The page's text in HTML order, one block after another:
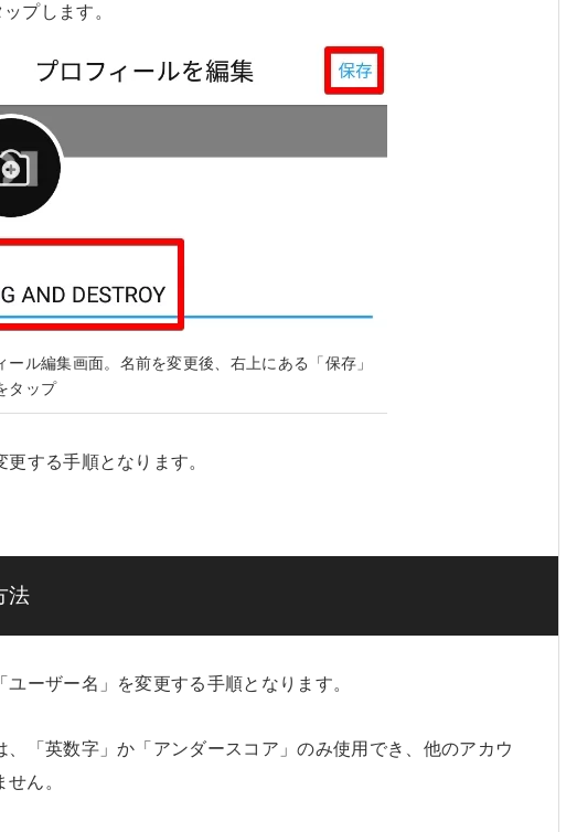
プします。
ール編集画面。名前を変更後、右上にある「保存」
タップ
する手順となります。
法
ーザー名」を変更する手順となります。
、「英数字」か「アンダースコア」のみ使用でき、他のアカウ
ん。